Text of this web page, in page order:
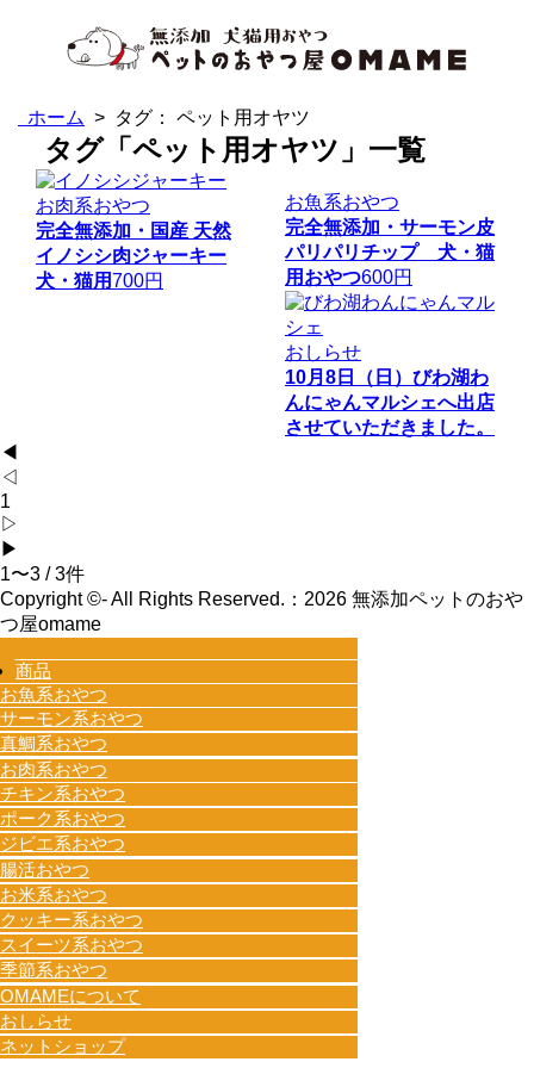
ホーム > タグ： ペット用オヤツ
タグ「ペット用オヤツ」一覧
お肉系おやつ
完全無添加・国産 天然
イノシシ肉ジャーキー
犬・猫用700円
お魚系おやつ
完全無添加・サーモン皮
パリパリチップ 犬・猫
用おやつ600円
おしらせ
10月8日（日）びわ湖わ
んにゃんマルシェへ出店
させていただきました。
◀
◁
1
▷
▶
1〜3 / 3件
Copyright ©- All Rights Reserved.： 2026 無添加ペットのおや
つ屋omame
商品
お魚系おやつ
サーモン系おやつ
真鯛系おやつ
お肉系おやつ
チキン系おやつ
ポーク系おやつ
ジビエ系おやつ
腸活おやつ
お米系おやつ
クッキー系おやつ
スイーツ系おやつ
季節系おやつ
OMAMEについて
おしらせ
ネットショップ